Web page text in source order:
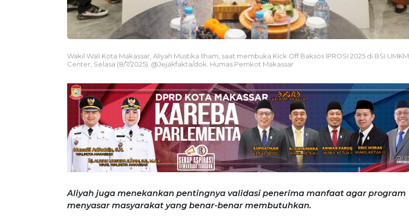
Wakil Wali Kota Makassar, Aliyah Mustika Ilham, saat membuka Kick Off Baksos IPROSI 2025 di BSI UMKM
Center, Selasa (8/7/2025). @Jejakfakta/dok. Humas Pemkot Makassar
Aliyah juga menekankan pentingnya validasi penerima manfaat agar program
menyasar masyarakat yang benar-benar membutuhkan.